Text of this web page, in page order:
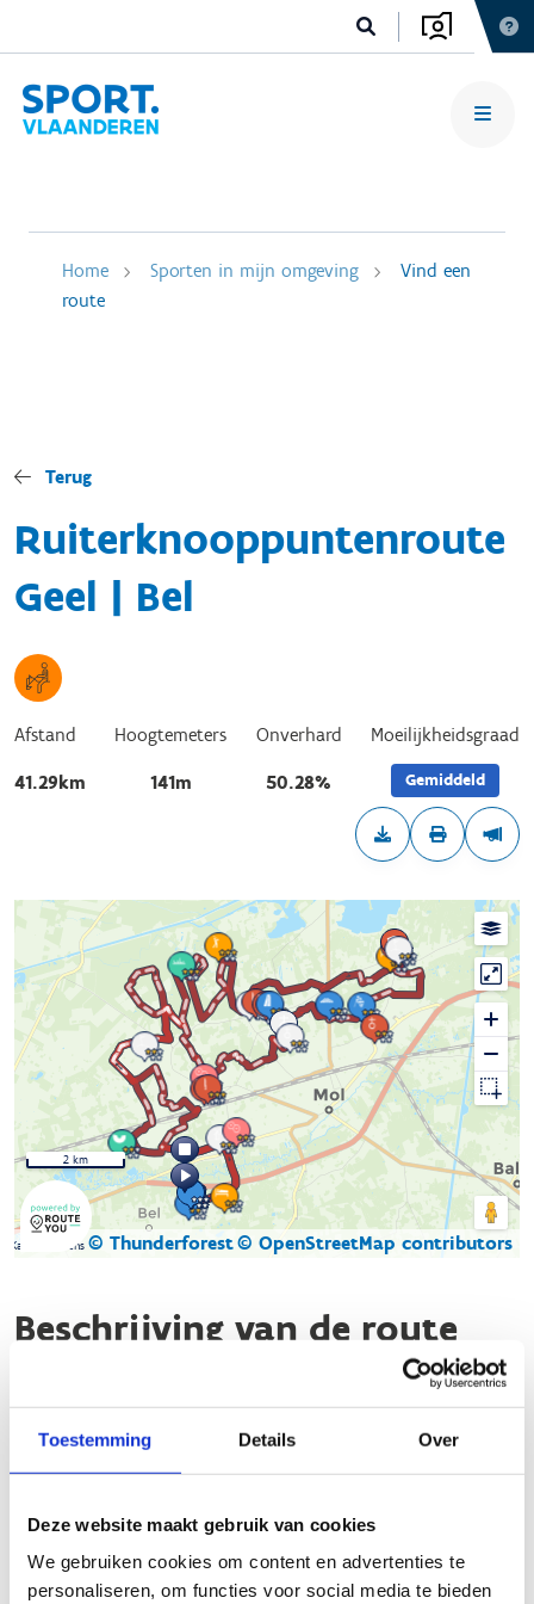
Toestemming Details Over
Deze website maakt gebruik van cookies
We gebruiken cookies om content en advertenties te
personaliseren, om functies voor social media te bieden
Home Sporten in mijn omgeving
Vind een
route
Terug
Ruiterknooppuntenroute
Geel | Bel
Afstand
41.29km
Hoogtemeters
141m
Onverhard
50.28%
Moeilijkheidsgraad
Gemiddeld
Kaartgegevens © Thunderforest© OpenStreetMap contributors
2 km
Beschrijving van de route
Verken Bel te paard via het knooppuntennetwerk en laat je
landschappen. Van dichte bossen tot glooiende weilanden,
deze ruiterroute biedt een perfecte balans tussen natuurlijke
26 - 19 - 18 - 20 - 1 - 5 - 4 -